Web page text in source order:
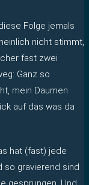
Folge jemals
nicht stimmt,
fast zwei
Ganz so
mein Daumen
auf das was da
hat (fast) jede
so gravierend sind